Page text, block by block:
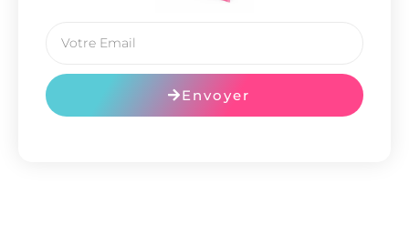
Envoyer